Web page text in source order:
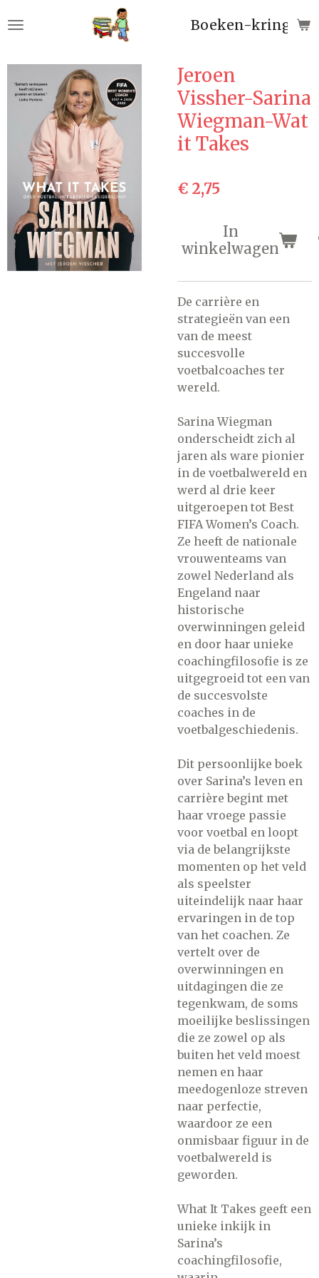
direct
de
hoofdinhoud
Boeken-
Jeroen
Vissher-Sarina
Wiegman-Wat
it Takes
€ 2,75
In
winkelwagen
De carrière en
strategieën van een
van de meest
succesvolle
voetbalcoaches ter
wereld.
Sarina Wiegman
onderscheidt zich al
jaren als ware pionier
in de voetbalwereld en
werd al drie keer
uitgeroepen tot Best
FIFA Women’s Coach.
Ze heeft de nationale
vrouwenteams van
zowel Nederland als
Engeland naar
historische
overwinningen geleid
en door haar unieke
coachingfilosofie is ze
uitgegroeid tot een van
de succesvolste
coaches in de
voetbalgeschiedenis.
Dit persoonlijke boek
over Sarina’s leven en
carrière begint met
haar vroege passie
voor voetbal en loopt
via de belangrijkste
momenten op het veld
als speelster
uiteindelijk naar haar
ervaringen in de top
van het coachen. Ze
vertelt over de
overwinningen en
uitdagingen die ze
tegenkwam, de soms
moeilijke beslissingen
die ze zowel op als
buiten het veld moest
nemen en haar
meedogenloze streven
naar perfectie,
waardoor ze een
onmisbaar figuur in de
voetbalwereld is
geworden.
What It Takes geeft een
unieke inkijk in
Sarina’s
coachingfilosofie,